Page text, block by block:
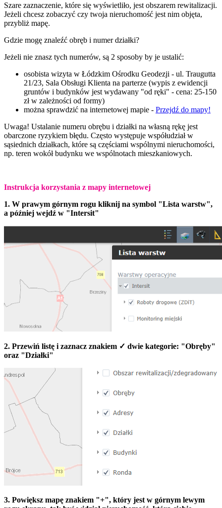
Szare zaznaczenie, które się wyświetliło, jest obszarem rewitalizacji.
Jeżeli chcesz zobaczyć czy twoja nieruchomość jest nim objęta,
przybliż mapę.
Gdzie mogę znaleźć obręb i numer działki?
Jeżeli nie znasz tych numerów, są 2 sposoby by je ustalić:
osobista wizyta w Łódzkim Ośrodku Geodezji - ul. Traugutta
21/23, Sala Obsługi Klienta na parterze (wypis z ewidencji
gruntów i budynków jest wydawany "od ręki" - cena: 25-150
zł w zależności od formy)
można sprawdzić na internetowej mapie - Przejdź do mapy!
Uwaga! Ustalanie numeru obrębu i działki na własną rękę jest
obarczone ryzykiem błędu. Często występuje współudział w
sąsiednich działkach, które są częściami wspólnymi nieruchomości,
np. teren wokół budynku we wspólnotach mieszkaniowych.
Instrukcja korzystania z mapy internetowej
1. W prawym górnym rogu kliknij na symbol "Lista warstw",
a później wejdź w "Intersit"
2. Przewiń listę i zaznacz znakiem ✓ dwie kategorie: "Obręby"
oraz "Działki"
3. Powiększ mapę znakiem "+", który jest w górnym lewym